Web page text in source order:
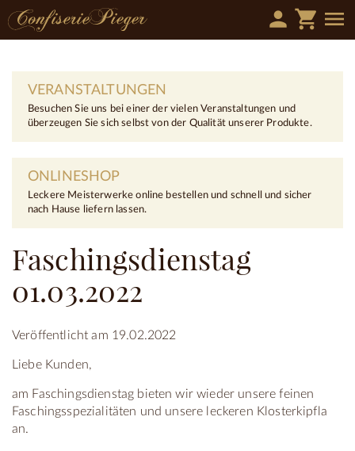
person shopping_cart menu
VERANSTALTUNGEN
Besuchen Sie uns bei einer der vielen Veranstaltungen und
überzeugen Sie sich selbst von der Qualität unserer Produkte.
ONLINESHOP
Leckere Meisterwerke online bestellen und schnell und sicher
nach Hause liefern lassen.
Faschingsdienstag
01.03.2022
Veröffentlicht am 19.02.2022
Liebe Kunden,
am Faschingsdienstag bieten wir wieder unsere feinen
Faschingsspezialitäten und unsere leckeren Klosterkipfla
an.